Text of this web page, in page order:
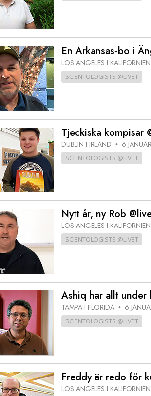
En Arkansas‑bo i
LOS ANGELES I KALIFORNIEN
SCIENTOLOGISTS @LIVET
Tjeckiska kompisar
DUBLIN I IRLAND • 6
SCIENTOLOGISTS @LIVET
Nytt år, ny Rob
LOS ANGELES I KALIFORNIEN
SCIENTOLOGISTS @LIVET
Ashiq har allt under
TAMPA I FLORIDA • 6
SCIENTOLOGISTS @LIVET
Freddy är redo för
LOS ANGELES I KALIFORNIEN